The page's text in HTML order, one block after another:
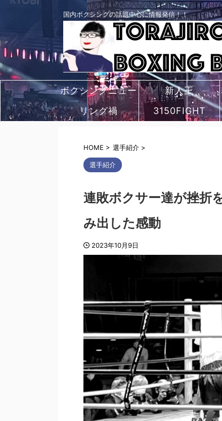
国内ボクシングの話題中心に情報発信！！
ボクシングニュー
ス
新人王
リング禍
3150FIGHT
HOME > 選手紹介 >
選手紹介
連敗ボクサー達が挫折
み出した感動
2023年10月9日